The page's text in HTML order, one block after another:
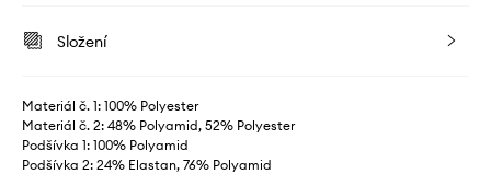
Složení
Materiál č. 1: 100% Polyester
Materiál č. 2: 48% Polyamid, 52% Polyester
Podšívka 1: 100% Polyamid
Podšívka 2: 24% Elastan, 76% Polyamid